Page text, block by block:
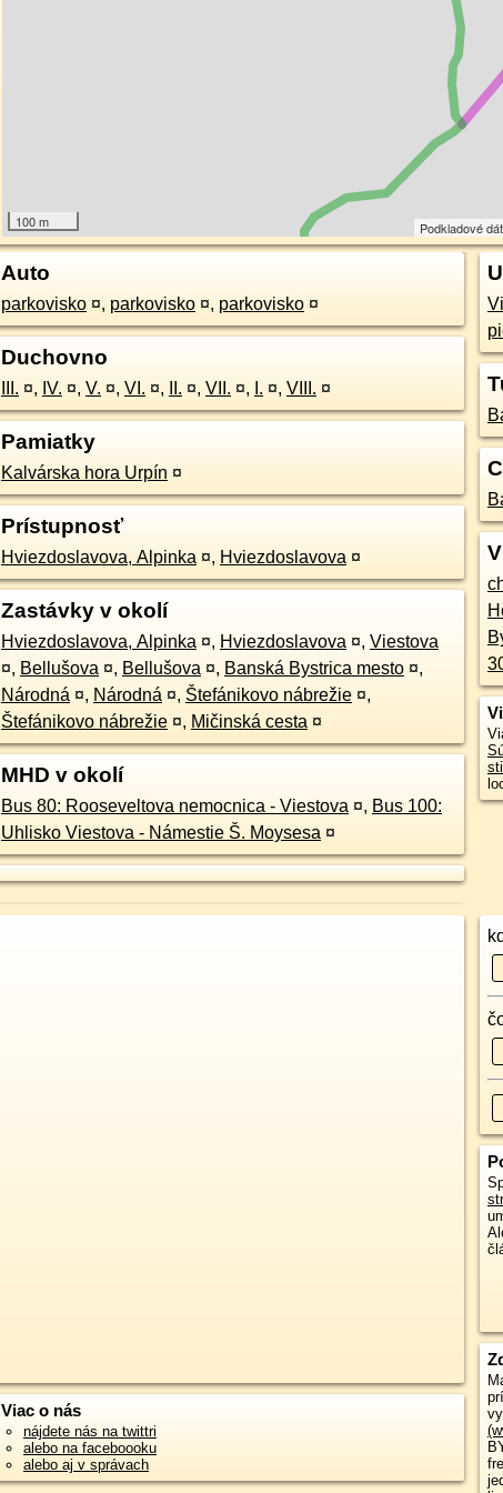
100 m Podkladové
Auto
parkovisko ¤, parkovisko ¤, parkovisko ¤
Duchovno
III. ¤, IV. ¤, V. ¤, VI. ¤, II. ¤, VII. ¤, I. ¤, VIII. ¤
Pamiatky
Kalvárska hora Urpín ¤
Prístupnosť
Hviezdoslavova, Alpinka ¤, Hviezdoslavova ¤
Zastávky v okolí
Hviezdoslavova, Alpinka ¤, Hviezdoslavova ¤, Viestova
¤, Bellušova ¤, Bellušova ¤, Banská Bystrica mesto ¤,
Národná ¤, Národná ¤, Štefánikovo nábrežie ¤,
Štefánikovo nábrežie ¤, Mičinská cesta ¤
MHD v okolí
Bus 80: Rooseveltova nemocnica - Viestova ¤, Bus 100:
Uhlisko Viestova - Námestie Š. Moysesa ¤
Viac o nás
nájdete nás na twittri
alebo na faceboooku
alebo aj v správach